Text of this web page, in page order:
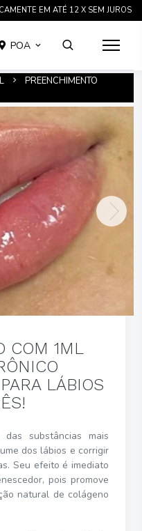
EM ATÉ 12 X SEM JUROS
POA
PREENCHIMENTO
COM 1ML
LÁBIOS
substâncias mais
dos lábios e corrigir
Seu efeito é imediato
pois promove
natural de colágeno